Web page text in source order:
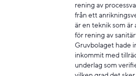
rening av
från ett
är en teknik som är
för rening av
Gruvbolaget hade
inkommit med
underlag som